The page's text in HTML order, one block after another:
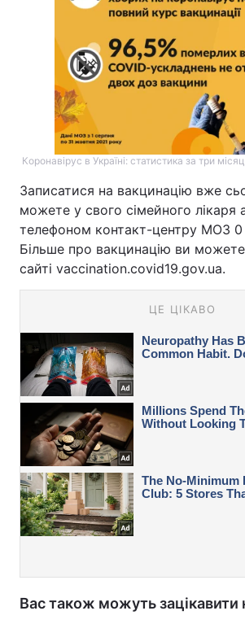
Коронавірус в Україні: статистика за три
Записатися на вакцинацію вже
можете у свого сімейного лікаря
телефоном контакт-центру МОЗ
Більше про вакцинацію ви можете
сайті vaccination.covid19.gov.ua.
Вас також можуть зацікавити